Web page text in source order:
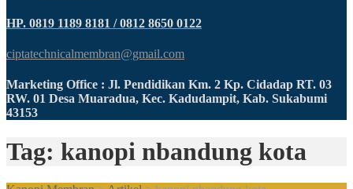
HP. 0819 1189 8181 / 0812 8650 0122
ciptatechnicalmembran@gmail.com
Marketing Office : Jl. Pendidikan Km. 2 Kp. Cidadap RT. 03
RW. 01 Desa Muaradua, Kec. Kadudampit, Kab. Sukabumi
43153
Tag: kanopi nbandung kota